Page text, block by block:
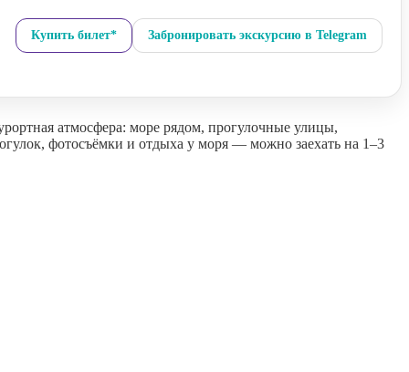
Купить билет* Забронировать экскурсию в Telegram
атмосфера: море рядом, прогулочные улицы,
фотосъёмки и отдыха у моря — можно заехать на 1–3